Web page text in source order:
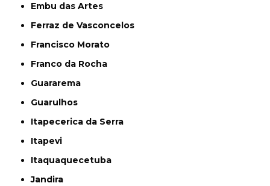
Embu das Artes
Ferraz de Vasconcelos
Francisco Morato
Franco da Rocha
Guararema
Guarulhos
Itapecerica da Serra
Itapevi
Itaquaquecetuba
Jandira